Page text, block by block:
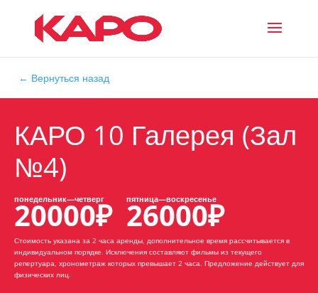
← Вернуться назад
КАРО 10 Галерея (Зал
№4)
26000₽
20000₽
Стоимость указана за 2 часа аренды, дополнительное время рассчитывается в
индивидуальном порядке. Исключения составляют фильмы из текущего
репертуара, хронометраж которых превышает 2 часа. Предложение действует для
физических лиц.